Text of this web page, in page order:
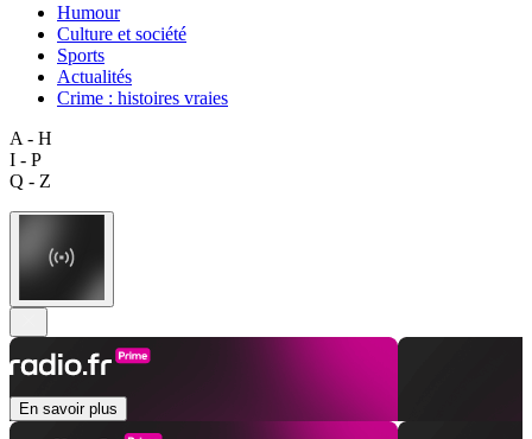
Humour
Culture et société
Sports
Actualités
Crime : histoires vraies
A - H
I - P
Q - Z
En savoir plus